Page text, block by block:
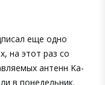
еще одно
на этот раз со
антенн Ka-
в понедельник.